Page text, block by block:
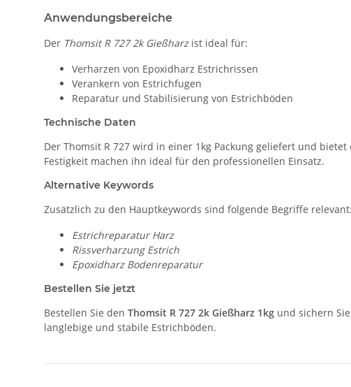
Anwendungsbereiche
Der Thomsit R 727 2k Gießharzist ideal für:
Verharzen von Epoxidharz Estrichrissen
Verankern von Estrichfugen
Reparatur und Stabilisierung von Estrichböden
Technische Daten
Der Thomsit R 727 wird in einer 1kg Packung geliefert und
Festigkeit machen ihn ideal für den professionellen Einsatz.
Alternative Keywords
Zusätzlich zu den Hauptkeywords sind folgende Begriffe relevant:
Estrichreparatur Harz
Rissverharzung Estrich
Epoxidharz Bodenreparatur
Bestellen Sie jetzt
Bestellen Sie den Thomsit R 727 2k Gießharz 1kg und sichern
langlebige und stabile Estrichböden.